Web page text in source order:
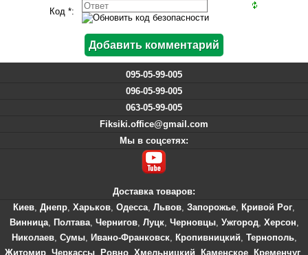
Код *:
095-05-99-005
096-05-99-005
063-05-99-005
Fiksiki.office@gmail.com
Мы в соцсетях:
Доставка товаров:
Киев, Днепр, Харьков, Одесса, Львов, Запорожье, Кривой Рог,
Винница, Полтава, Чернигов, Луцк, Черновцы, Ужгород, Херсон,
Николаев, Сумы, Ивано-Франковск, Кропивницкий, Тернополь,
Житомир Черкассы Ровно Хмельницкий Каменское Кременчуг